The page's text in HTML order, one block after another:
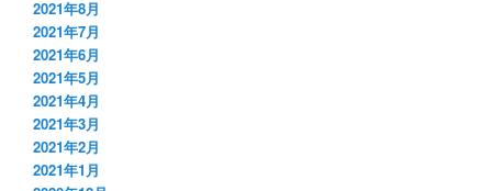
2021年8月
2021年7月
2021年6月
2021年5月
2021年4月
2021年3月
2021年2月
2021年1月